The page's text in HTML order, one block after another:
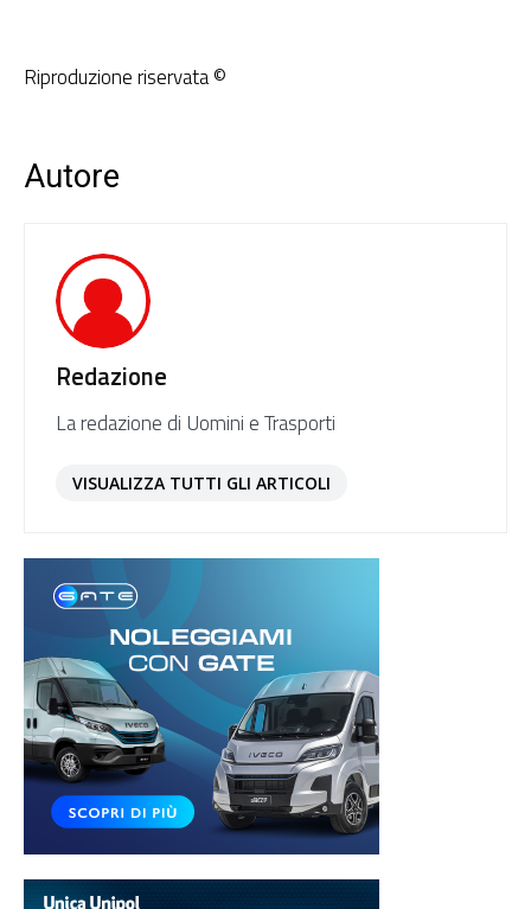
Riproduzione riservata ©
Autore
Redazione
La redazione di Uomini e Trasporti
VISUALIZZA TUTTI GLI ARTICOLI